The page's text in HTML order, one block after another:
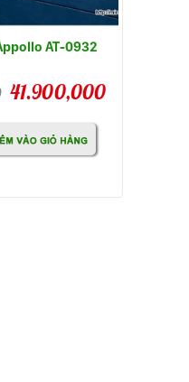
AT-0932
41.900,000